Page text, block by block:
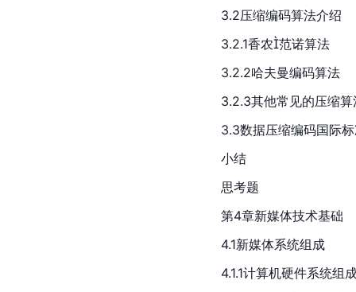
3.2压缩编码算法介绍
3.2.1香农范诺算法
3.2.2哈夫曼编码算法
3.2.3其他常见的压缩算
3.3数据压缩编码国际
小结
思考题
第4章新媒体技术基础
4.1新媒体系统组成
4.1.1计算机硬件系统组